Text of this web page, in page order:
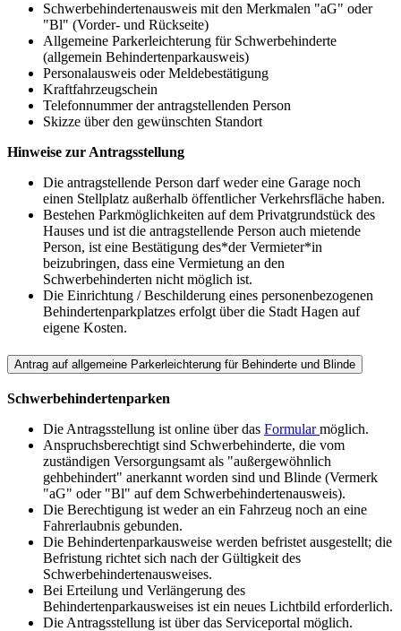
Schwerbehindertenausweis mit den Merkmalen "aG" oder
"Bl" (Vorder- und Rückseite)
Allgemeine Parkerleichterung für Schwerbehinderte
(allgemein Behindertenparkausweis)
Personalausweis oder Meldebestätigung
Kraftfahrzeugschein
Telefonnummer der antragstellenden Person
Skizze über den gewünschten Standort
Hinweise zur Antragsstellung
Die antragstellende Person darf weder eine Garage noch
einen Stellplatz außerhalb öffentlicher Verkehrsfläche haben.
Bestehen Parkmöglichkeiten auf dem Privatgrundstück des
Hauses und ist die antragstellende Person auch mietende
Person, ist eine Bestätigung des*der Vermieter*in
beizubringen, dass eine Vermietung an den
Schwerbehinderten nicht möglich ist.
Die Einrichtung / Beschilderung eines personenbezogenen
Behindertenparkplatzes erfolgt über die Stadt Hagen auf
eigene Kosten.
Antrag auf allgemeine Parkerleichterung für Behinderte und Blinde
Schwerbehindertenparken
Die Antragsstellung ist online über das Formularmöglich.
Anspruchsberechtigt sind Schwerbehinderte, die vom
zuständigen Versorgungsamt als "außergewöhnlich
gehbehindert" anerkannt worden sind und Blinde (Vermerk
"aG" oder "Bl" auf dem Schwerbehindertenausweis).
Die Berechtigung ist weder an ein Fahrzeug noch an eine
Fahrerlaubnis gebunden.
Die Behindertenparkausweise werden befristet ausgestellt; die
Befristung richtet sich nach der Gültigkeit des
Schwerbehindertenausweises.
Bei Erteilung und Verlängerung des
Behindertenparkausweises ist ein neues Lichtbild erforderlich.
Die Antragsstellung ist über das Serviceportal möglich.